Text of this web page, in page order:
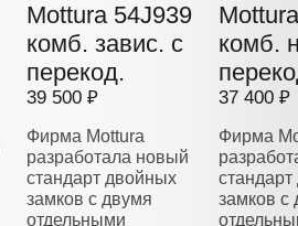
Mottura 54J939
комб. завис. с
перекод.
39 500 ₽
Фирма Mottura
разработала новый
стандарт двойных
замков с двумя
отдельными
комб.
37 400 ₽
Фирма
замков с